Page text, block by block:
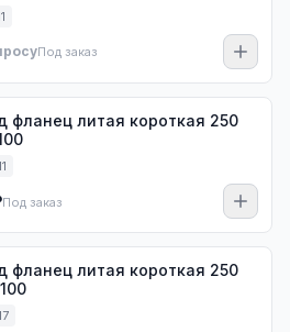
Под заказ
фланец литая короткая 250
Под заказ
фланец литая короткая 250